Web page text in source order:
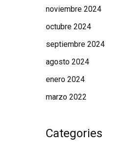
noviembre 2024
octubre 2024
septiembre 2024
agosto 2024
enero 2024
marzo 2022
Categories